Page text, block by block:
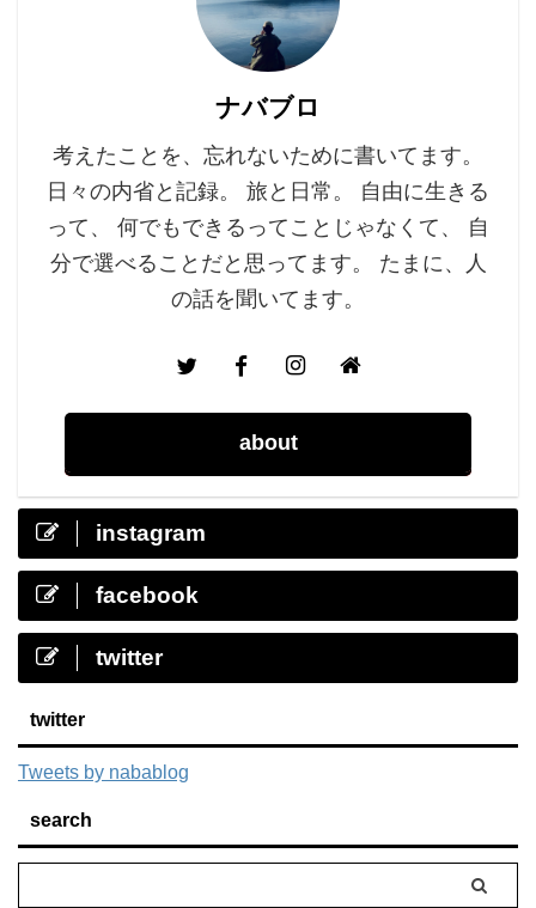
ナバブロ
考えたことを、忘れないために書いてます。
日々の内省と記録。 旅と日常。 自由に生きる
って、 何でもできるってことじゃなくて、 自
分で選べることだと思ってます。 たまに、人
の話を聞いてます。
about
instagram
facebook
twitter
twitter
Tweets by nabablog
search